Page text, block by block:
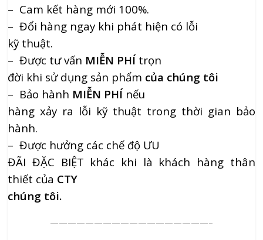
– Cam kết hàng mới 100%.
– Đổi hàng ngay khi phát hiện có lỗi
kỹ thuật.
– Được tư vấn MIỄN PHÍtrọn
đời khi sử dụng sản phẩm của chúng tôi
– Bảo hành MIỄN PHÍnếu
hàng xảy ra lỗi kỹ thuật trong thời gian bảo
hành.
– Được hưởng các chế độ ƯU
ĐÃI ĐẶC BIỆT khác khi là khách hàng thân
thiết của CTY
chúng tôi.
——————————————————–